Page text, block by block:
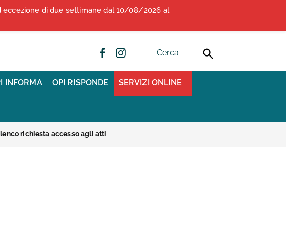
STAMPA ALBO OPI ANCONA CONVENZIONI
INFORMA OPI RISPONDE SERVIZI ONLINE
richiesta accesso agli atti
eccezione di due settimane dal 10/08/2026 al